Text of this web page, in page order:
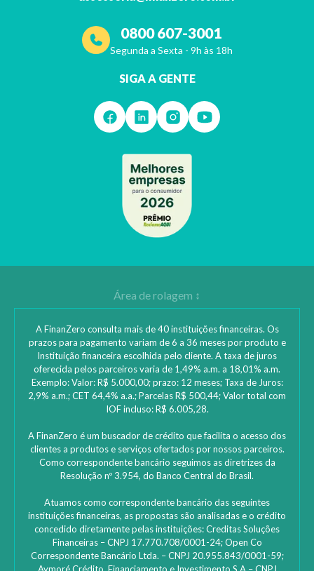
0800 607-3001
Segunda a Sexta - 9h às 18h
SIGA A GENTE
A FinanZero consulta mais de 40 instituições financeiras. Os
prazos para pagamento variam de 6 a 36 meses por produto e
Instituição financeira escolhida pelo cliente. A taxa de juros
oferecida pelos parceiros varia de 1,49% a.m. a 18,01% a.m.
Exemplo: Valor: R$ 5.000,00; prazo: 12 meses; Taxa de Juros:
2,9% a.m.; CET 64,4% a.a.; Parcelas R$ 500,44; Valor total com
IOF incluso: R$ 6.005,28.
A FinanZero é um buscador de crédito que facilita o acesso dos
clientes a produtos e serviços ofertados por nossos parceiros.
Como correspondente bancário seguimos as diretrizes da
Resolução nº 3.954, do Banco Central do Brasil.
Atuamos como correspondente bancário das seguintes
instituições financeiras, as propostas são analisadas e o crédito
concedido diretamente pelas instituições: ‎Creditas Soluções
Financeiras – CNPJ 17.770.708/0001-24; Open Co
Correspondente Bancário Ltda. – CNPJ 20.955.843/0001-59;